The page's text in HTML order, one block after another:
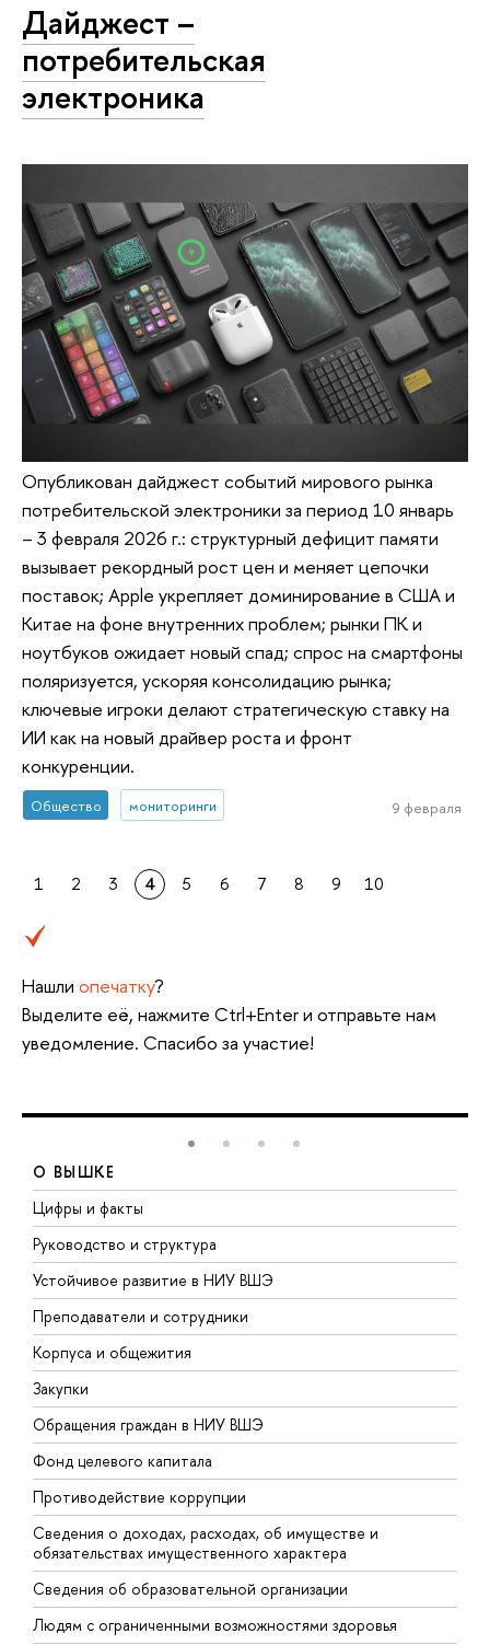
Дайджест –
потребительская
электроника
Опубликован дайджест событий мирового рынка
потребительской электроники за период 10 январь
– 3 февраля 2026 г.: структурный дефицит памяти
вызывает рекордный рост цен и меняет цепочки
поставок; Apple укрепляет доминирование в США и
Китае на фоне внутренних проблем; рынки ПК и
ноутбуков ожидает новый спад; спрос на смартфоны
поляризуется, ускоряя консолидацию рынка;
ключевые игроки делают стратегическую ставку на
ИИ как на новый драйвер роста и фронт
конкуренции.
Общество мониторинги 9 февраля
1 2 3 4 5 6 7 8 9 10
Нашли опечатку?
Выделите её, нажмите Ctrl+Enter и отправьте нам
уведомление. Спасибо за участие!
О ВЫШКЕ
Цифры и факты
Руководство и структура
Устойчивое развитие в НИУ ВШЭ
Преподаватели и сотрудники
Корпуса и общежития
Закупки
Обращения граждан в НИУ ВШЭ
Фонд целевого капитала
Противодействие коррупции
Сведения о доходах, расходах, об имуществе и
обязательствах имущественного характера
Сведения об образовательной организации
Людям с ограниченными возможностями здоровья